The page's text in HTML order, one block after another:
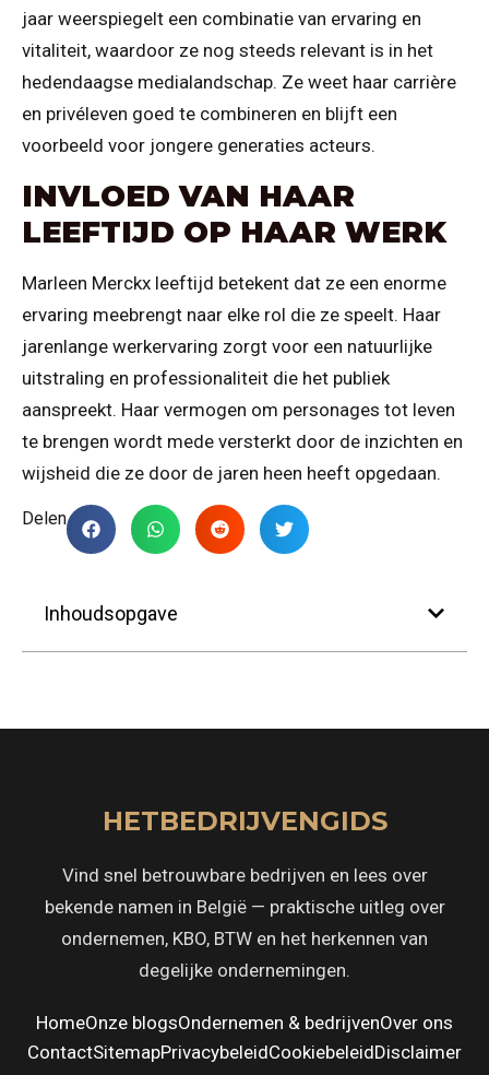
jaar weerspiegelt een combinatie van ervaring en
vitaliteit, waardoor ze nog steeds relevant is in het
hedendaagse medialandschap. Ze weet haar carrière
en privéleven goed te combineren en blijft een
voorbeeld voor jongere generaties acteurs.
INVLOED VAN HAAR
LEEFTIJD OP HAAR WERK
Marleen Merckx leeftijd betekent dat ze een enorme
ervaring meebrengt naar elke rol die ze speelt. Haar
jarenlange werkervaring zorgt voor een natuurlijke
uitstraling en professionaliteit die het publiek
aanspreekt. Haar vermogen om personages tot leven
te brengen wordt mede versterkt door de inzichten en
wijsheid die ze door de jaren heen heeft opgedaan.
Delen
Inhoudsopgave
HETBEDRIJVENGIDS
Vind snel betrouwbare bedrijven en lees over
bekende namen in België — praktische uitleg over
ondernemen, KBO, BTW en het herkennen van
degelijke ondernemingen.
HomeOnze blogsOndernemen & bedrijvenOver ons
ContactSitemapPrivacybeleidCookiebeleidDisclaimer